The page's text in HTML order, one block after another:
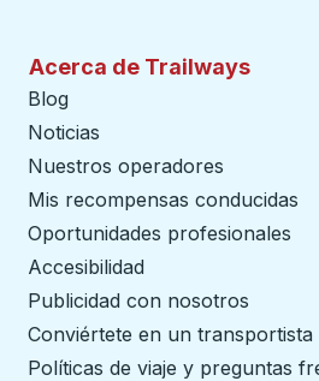
Acerca de Trailways
Blog
Noticias
Nuestros operadores
Mis recompensas conducidas
Oportunidades profesionales
Accesibilidad
Publicidad con nosotros
Conviértete en un transportista
Políticas de viaje y preguntas